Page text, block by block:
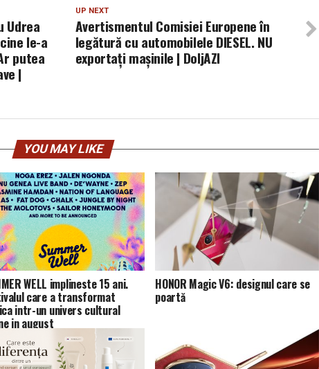
UP NEXT
Avertismentul Comisiei Europene în
legătură cu automobilele DIESEL. NU
exportaţi maşinile | DoljAZI
Udrea
le-a
putea
|
YOU MAY LIKE
WELL implineste 15 ani.
care a transformat
intr-un univers cultural
in august
HONOR Magic V6: designul care se
poartă